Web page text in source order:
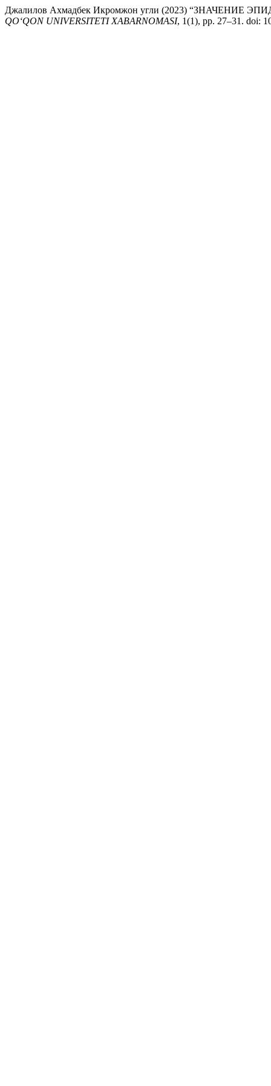
Джалилов Ахмадбек Икромжон угли (2023)
QO‘QON UNIVERSITETI XABARNOMASI, 1(1), pp. 27–31. doi: